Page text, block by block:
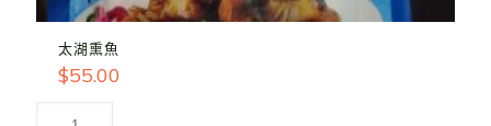
太湖熏魚
$55.00